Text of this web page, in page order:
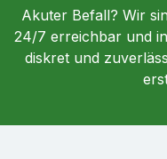
Akuter Befall? Wir
24/7 erreichbar und
diskret und